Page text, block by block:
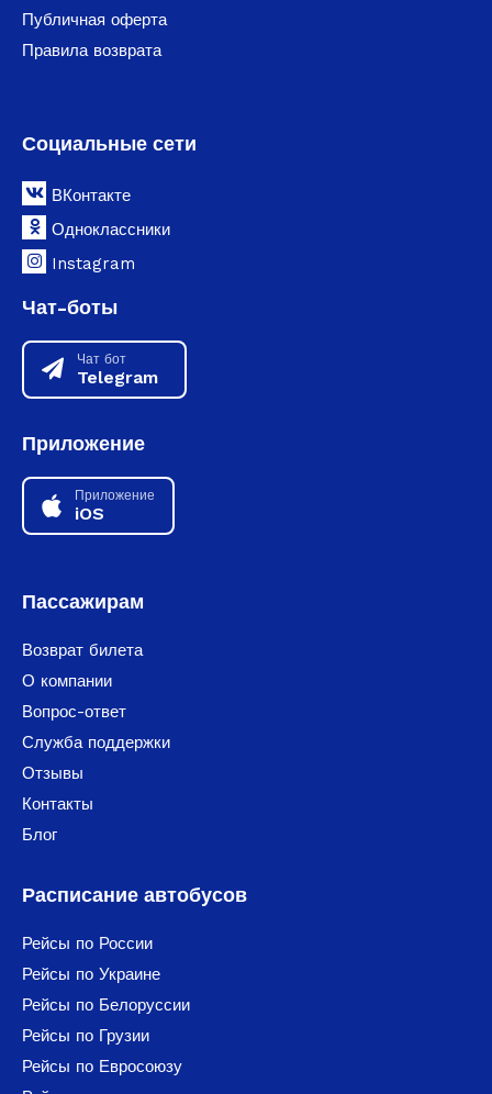
Публичная оферта
Правила возврата
Социальные сети
ВКонтакте
Одноклассники
Instagram
Чат-боты
Чат бот
Telegram
Приложение
Приложение
iOS
Пассажирам
Возврат билета
О компании
Вопрос-ответ
Служба поддержки
Отзывы
Контакты
Блог
Расписание автобусов
Рейсы по России
Рейсы по Украине
Рейсы по Белоруссии
Рейсы по Грузии
Рейсы по Евросоюзу